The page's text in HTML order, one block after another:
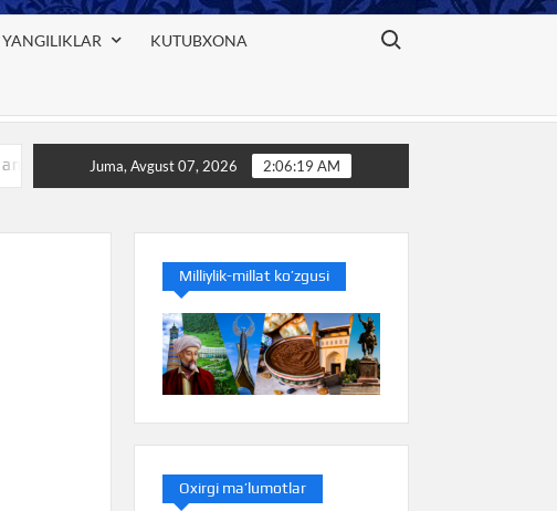
YANGILIKLAR KUTUBXONA
Search for:
bilasizmi Baliq nimani anglatishini bilasizmi
Juma, Avgust 07, 2026 2:06:20 AM
Milliylik-millat ko’zgusi
Oxirgi ma’lumotlar